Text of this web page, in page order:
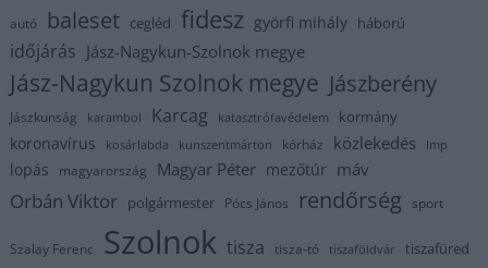
autó baleset cegléd fidesz györfi mihály háború
időjárás Jász-Nagykun-Szolnok megye
Jász-Nagykun Szolnok megye Jászberény
Jászkunság karambol Karcag katasztrófavédelem kormány
koronavírus kosárlabda kunszentmárton kórház közlekedés lmp
lopás magyarország Magyar Péter mezőtúr máv
Orbán Viktor polgármester Pócs János rendőrség sport
Szalay Ferenc Szolnok tisza tisza-tó tiszaföldvár tiszafüred